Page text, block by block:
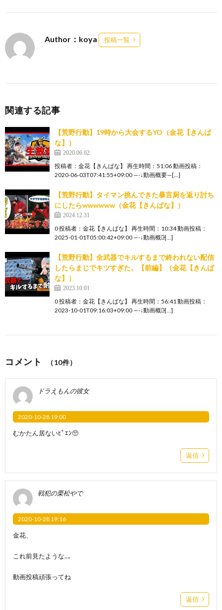
Author：koya 投稿一覧
関連する記事
【荒野行動】19時から大会するYO（金花【きんば
な】）
2020.06.02
投稿者：金花【きんばな】 再生時間：51:06 動画投稿：
2020-06-03T07:41:55+09:00 —-↓動画概要—[…]
【荒野行動】タイマン挑んできた暴言厨を返り討ち
にしたらwwwwww（金花【きんばな】）
2024.12.31
0 投稿者：金花【きんばな】 再生時間：10:34 動画投稿：
2025-01-01T05:00:42+09:00 —-↓動画概要̵[…]
【荒野行動】全武器でキルするまで終われない配信
したらまじでキツすぎた。【前編】（金花【きんば
な】）
2023.10.01
0 投稿者：金花【きんばな】 再生時間：56:41 動画投稿：
2023-10-01T09:16:03+09:00 —-↓動画概要̵[…]
コメント （10件）
ドラえもんの彼女
2020-10-28 19:00
むかたん居ないﾋﾟｴﾝ🥺
返信
戦犯の栗松やで
2020-10-28 19:16
金花、
これ前見たような….
動画投稿頑張ってね
返信